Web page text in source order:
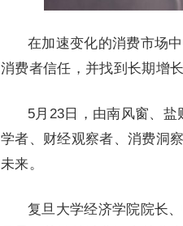
在加速变化的消费市场
消费者信任，并找到长期增长
5月23日，由南风窗、盐
学者、财经观察者、消费洞
未来。
复旦大学经济学院院长